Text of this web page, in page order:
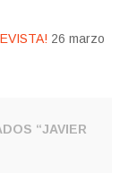
26 marzo
“JAVIER